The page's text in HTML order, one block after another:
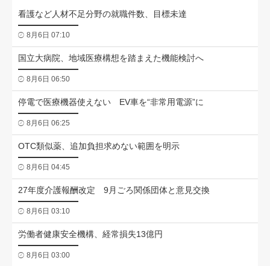
看護など人材不足分野の就職件数、目標未達
8月6日 07:10
国立大病院、地域医療構想を踏まえた機能検討へ
8月6日 06:50
停電で医療機器使えない EV車を“非常用電源”に
8月6日 06:25
OTC類似薬、追加負担求めない範囲を明示
8月6日 04:45
27年度介護報酬改定 9月ごろ関係団体と意見交換
8月6日 03:10
労働者健康安全機構、経常損失13億円
8月6日 03:00